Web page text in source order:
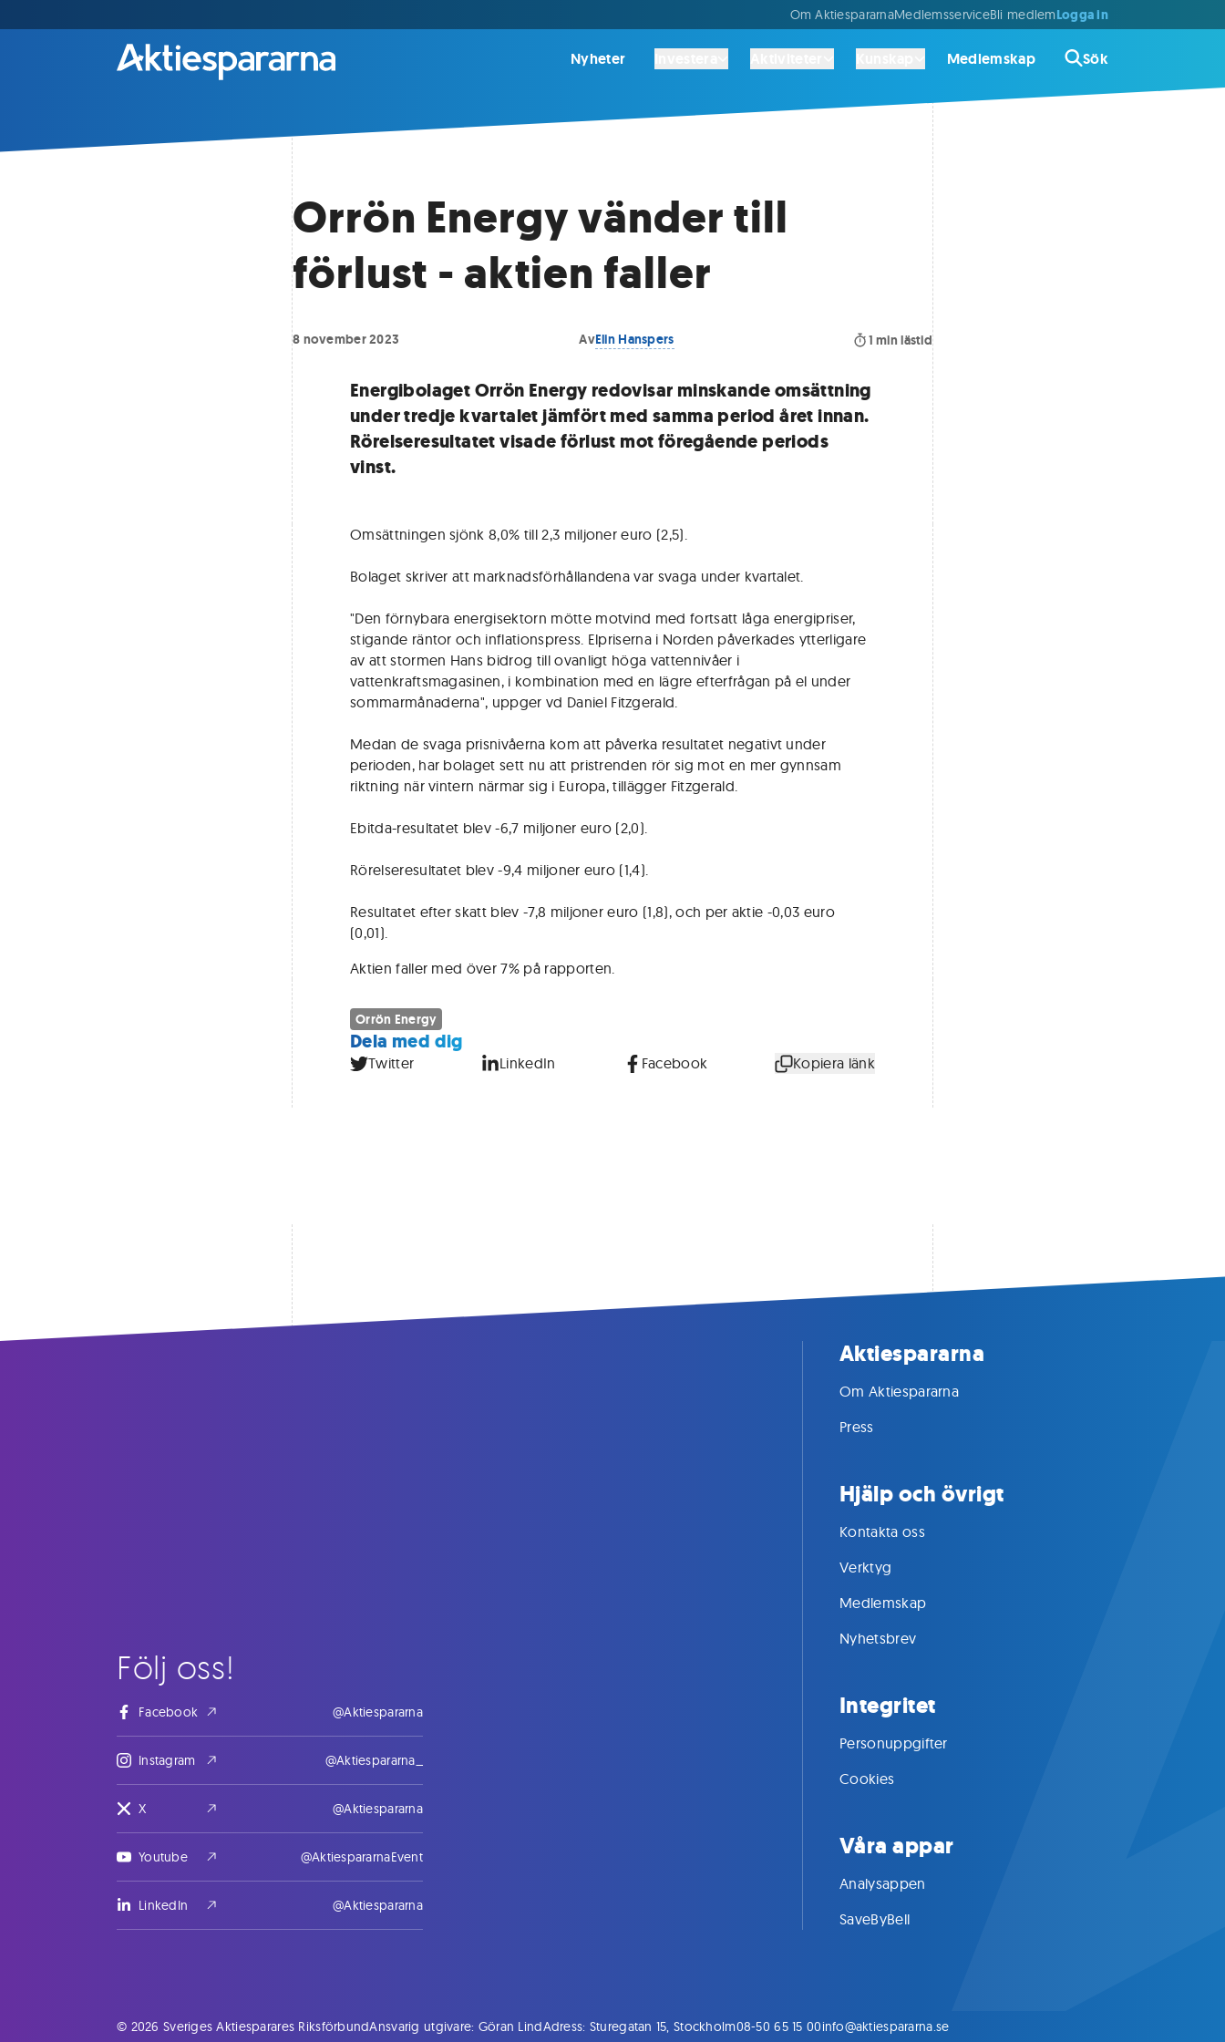
Om AktiespararnaMedlemsserviceBli medlemLogga in
Nyheter Medlemskap Sök
Orrön Energy vänder till
förlust - aktien faller
8 november 2023 AvElin Hanspers 1 min lästid
Energibolaget Orrön Energy redovisar minskande omsättning
under tredje kvartalet jämfört med samma period året innan.
Rörelseresultatet visade förlust mot föregående periods
vinst.
Omsättningen sjönk 8,0% till 2,3 miljoner euro (2,5).
Bolaget skriver att marknadsförhållandena var svaga under kvartalet.
"Den förnybara energisektorn mötte motvind med fortsatt låga energipriser,
stigande räntor och inflationspress. Elpriserna i Norden påverkades ytterligare
av att stormen Hans bidrog till ovanligt höga vattennivåer i
vattenkraftsmagasinen, i kombination med en lägre efterfrågan på el under
sommarmånaderna", uppger vd Daniel Fitzgerald.
Medan de svaga prisnivåerna kom att påverka resultatet negativt under
perioden, har bolaget sett nu att pristrenden rör sig mot en mer gynnsam
riktning när vintern närmar sig i Europa, tillägger Fitzgerald.
Ebitda-resultatet blev -6,7 miljoner euro (2,0).
Rörelseresultatet blev -9,4 miljoner euro (1,4).
Resultatet efter skatt blev -7,8 miljoner euro (1,8), och per aktie -0,03 euro
(0,01).
Aktien faller med över 7% på rapporten.
Orrön Energy
Dela med dig
Twitter LinkedIn Facebook Kopiera länk
Följ oss!
Facebook @Aktiespararna
Instagram @Aktiespararna_
X @Aktiespararna
Youtube @AktiespararnaEvent
LinkedIn @Aktiespararna
Aktiespararna
Om Aktiespararna
Press
Hjälp och övrigt
Kontakta oss
Verktyg
Medlemskap
Nyhetsbrev
Integritet
Personuppgifter
Cookies
Våra appar
Analysappen
SaveByBell
© 2026 Sveriges Aktiesparares RiksförbundAnsvarig utgivare: Göran LindAdress: Sturegatan 15, Stockholm08-50 65 15 00info@aktiespararna.se